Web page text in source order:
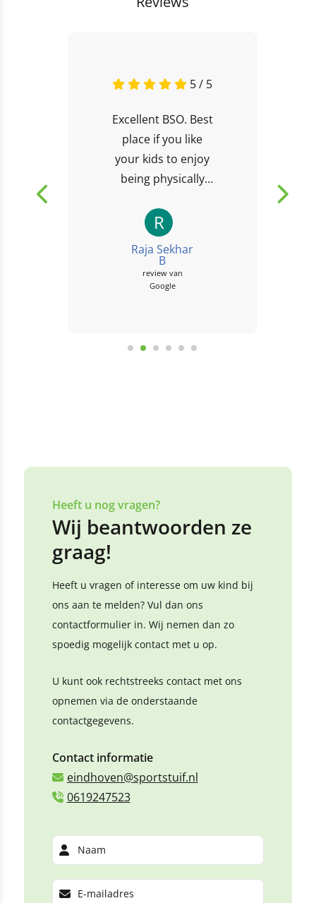
5 / 5
Excellent BSO. Best
place if you like
your kids to enjoy
being physically
games both
indoors and large
outdoors.
R
Raja Sekhar
B
review van
Google
Heeft u nog vragen?
Wij beantwoorden ze
graag!
Heeft u vragen of interesse om uw kind bij
ons aan te melden? Vul dan ons
contactformulier in. Wij nemen dan zo
spoedig mogelijk contact met u op.
U kunt ook rechtstreeks contact met ons
opnemen via de onderstaande
contactgegevens.
Contact informatie
eindhoven@sportstuif.nl
0619247523